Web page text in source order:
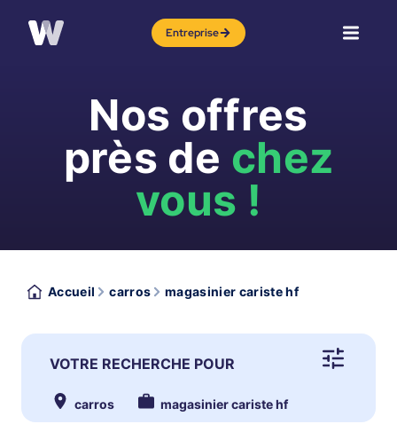
Entreprise
Nos offres
près de chez
vous !
Accueil carros magasinier cariste hf
VOTRE RECHERCHE POUR
carros magasinier cariste hf